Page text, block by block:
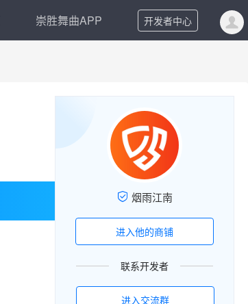
崇胜舞曲APP 开发者中心
烟雨江南
进入他的商铺
联系开发者
进入交流群